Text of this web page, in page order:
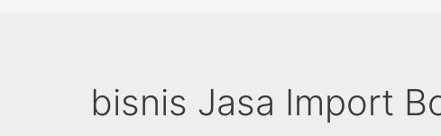
bisnis Jasa Import